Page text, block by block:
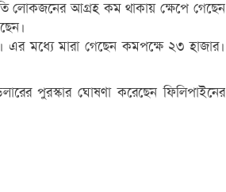
লোকজনের আগ্রহ কম থাকায় ক্ষেপে গেছেন
মধ্যে মারা গেছেন কমপক্ষে ২৩ হাজার।
পুরস্কার ঘোষণা করেছেন ফিলিপাইনের